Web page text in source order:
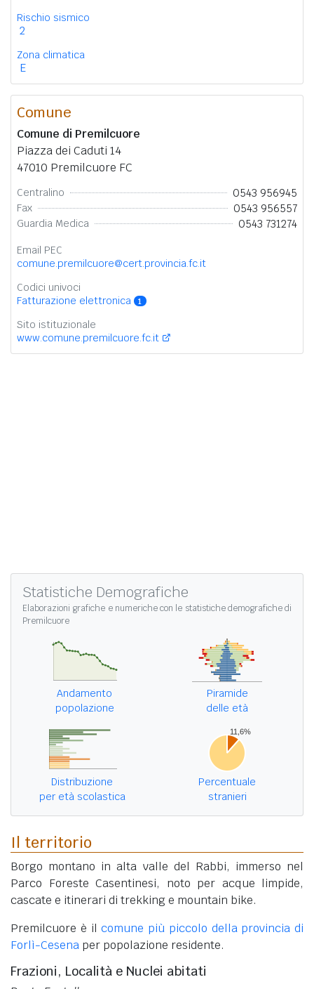
Rischio sismico
2
Zona climatica
E
Comune
Comune di Premilcuore
Piazza dei Caduti 14
47010 Premilcuore FC
Centralino 0543 956945
Fax 0543 956557
Guardia Medica 0543 731274
Email PEC
comune.premilcuore@cert.provincia.fc.it
Codici univoci
Fatturazione elettronica
1
Sito istituzionale
www.comune.premilcuore.fc.it
Statistiche Demografiche
Elaborazioni grafiche e numeriche con le statistiche demografiche di
Premilcuore
Andamento
popolazione
Piramide
delle età
Distribuzione
per età scolastica
Percentuale
stranieri
Il territorio
Borgo montano in alta valle del Rabbi, immerso nel
Parco Foreste Casentinesi, noto per acque limpide,
cascate e itinerari di trekking e mountain bike.
Premilcuore è ilcomune più piccolo della provincia di
Forlì-Cesena per popolazione residente.
Frazioni, Località e Nuclei abitati